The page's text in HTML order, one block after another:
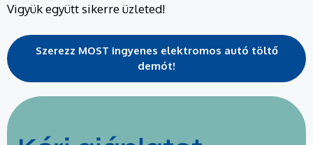
Vigyük együtt sikerre üzleted!
Szerezz MOST ingyenes elektromos autó töltő
demót!